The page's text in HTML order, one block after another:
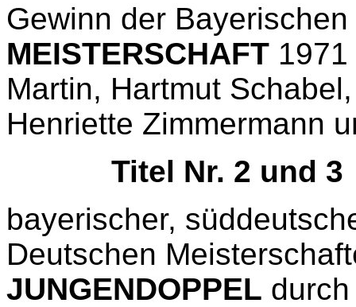
Gewinn der Bayerischen
MEISTERSCHAFT
Martin, Hartmut
Henriette Zimmermann
Titel Nr. 2 und 3
bayerischer,
Deutschen
JUNGENDOPPEL